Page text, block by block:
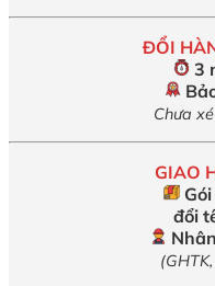
ĐỔI
3
Chưa
GIAO
đổi